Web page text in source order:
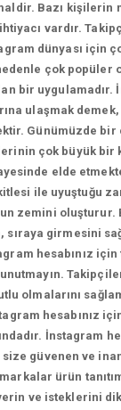
Bazı kişilerin
vardır.
dünyası için
çok popüler
bir uygulamadır.
ulaşmak
Günümüzde bir
çok büyük bir
elde
ile uyuştuğu
zemini oluşturur.
sıraya girmesini
hesabınız
olmalarını
hesabınız
İnstagram
güvenen ve
ürün
ve isteklerini